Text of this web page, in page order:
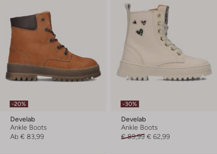
-20%
Develab
Ankle Boots
Ab € 83,99
-30%
Develab
Ankle Boots
€ 89,99 € 62,99